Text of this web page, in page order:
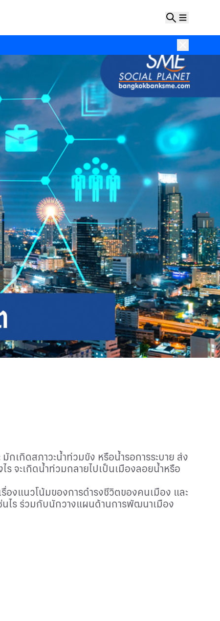
เกิดสภาวะน้ำท่วมขัง หรือน้ำรอการระบาย ส่ง
ร จะเกิดน้ำท่วมกลายไปเป็นเมืองลอยน้ำหรือ
รื่องแนวโน้มของการดำรงชีวิตของคนเมือง และ
นไร ร่วมกับนักวางแผนด้านการพัฒนาเมือง